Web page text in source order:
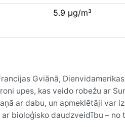
5.9 µg/m³
Gviānā,
upes, kas veido robežu ar
ar dabu, un apmeklētāji
bioloģisko daudzveidību –